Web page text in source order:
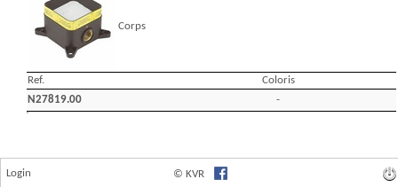
Login © KVR